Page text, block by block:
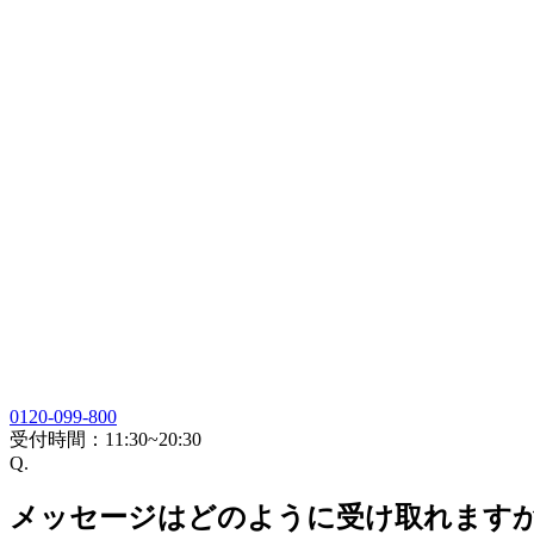
0120-099-800
受付時間： 11:30~20:30
Q.
メッセージはどのように受け取れます